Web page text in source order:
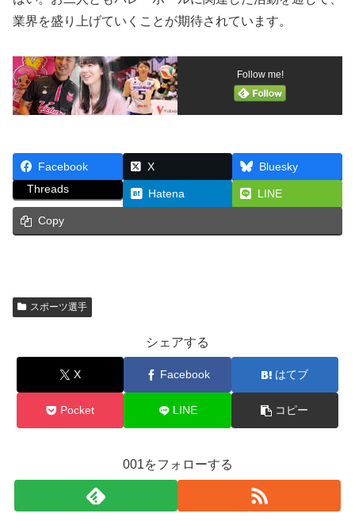
業界を盛り上げていくことが期待されています。
Follow me!
Facebook X
Bluesky
Threads
Hatena LINE
Copy
スポーツ選手
シェアする
X Facebook はてブ
Pocket LINE コピー
001をフォローする